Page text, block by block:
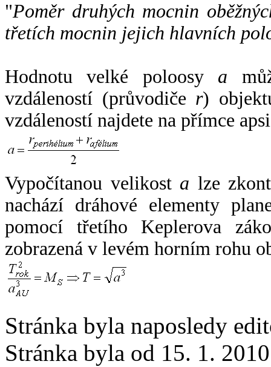
"Poměr druhých mocnin
třetích mocnin jejich hlavních
Hodnotu velké poloosy a
vzdáleností (průvodiče r)
vzdáleností najdete na přímce
Vypočítanou velikost a lze
nachází dráhové elementy
pomocí třetího Keplerova
zobrazená v levém horním rohu
Stránka byla naposledy
Stránka byla od 15. 1.